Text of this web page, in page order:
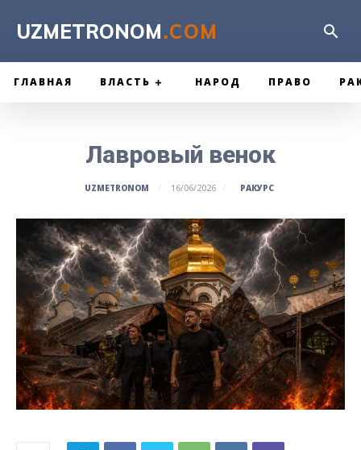
UZMETRONOM.COM
ГЛАВНАЯ ВЛАСТЬ НАРОД ПРАВО
Лавровый венок
UZMETRONOM 16/06/2026 РАКУРС